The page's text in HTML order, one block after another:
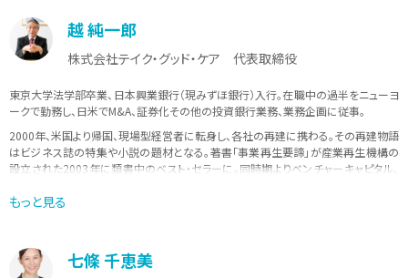
越 純一郎
株式会社テイク・グッド・ケア 代表取締役
東京大学法学部卒業、日本興業銀行（現みずほ銀行）入行。在職中の過半をニューヨ
ークで勤務し、日米でM&A、証券化その他の投資銀行業務、業務企画に従事。
2000年、米国より帰国、現場型経営者に転身し、各社の再建に携わる｡その再建物語
はビジネス誌の特集や小説の題材となる。著書「事業再生要諦」が産業再生機構の
設立された2003年に類書中のベスト・セラーに。同時期よりベンチャーキャピタル、
業の顧問・役員を歴任。
もっと見る
七條 千恵美